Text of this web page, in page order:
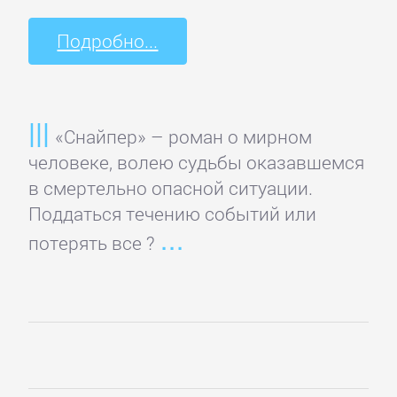
Подробно...
«Снайпер» – роман о мирном
человеке, волею судьбы оказавшемся
в смертельно опасной ситуации.
Поддаться течению событий или
потерять все ?
Интернет
Компьютерное
Железо
Компьютеры:
прочее